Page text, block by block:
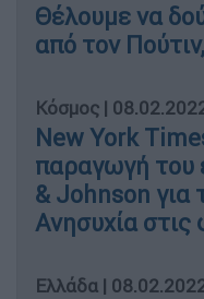
Θέλουμε να
από τον
Κόσμος |
New York
παραγωγή του
& Johnson για
Ανησυχία
Ελλάδα |